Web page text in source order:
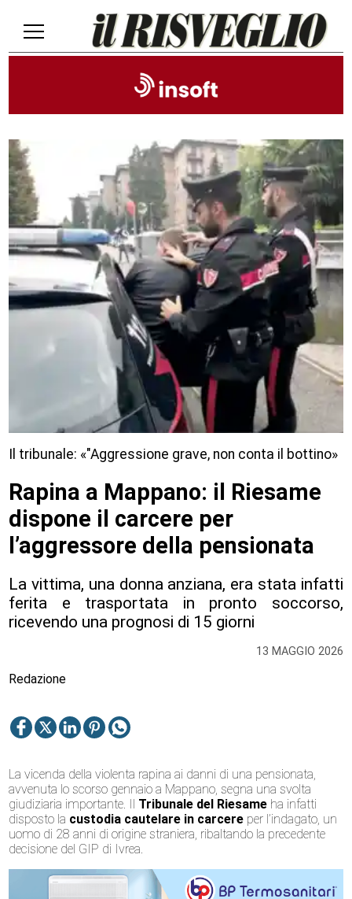
13 MAGGIO 2026
Il tribunale: «"Aggressione grave, non conta il bottino»
Rapina a Mappano: il Riesame
dispone il carcere per
l’aggressore della pensionata
La vittima, una donna anziana, era stata infatti
ferita e trasportata in pronto soccorso,
ricevendo una prognosi di 15 giorni
Redazione
La vicenda della violenta rapina ai danni di una pensionata,
avvenuta lo scorso gennaio a Mappano, segna una svolta
giudiziaria importante. Il Tribunale del Riesame ha infatti
disposto la custodia cautelare in carcere per l’indagato, un
uomo di 28 anni di origine straniera, ribaltando la precedente
decisione del GIP di Ivrea.